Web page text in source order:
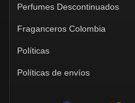
Perfumes Descontinuados
Fraganceros Colombia
Políticas
Políticas de envíos